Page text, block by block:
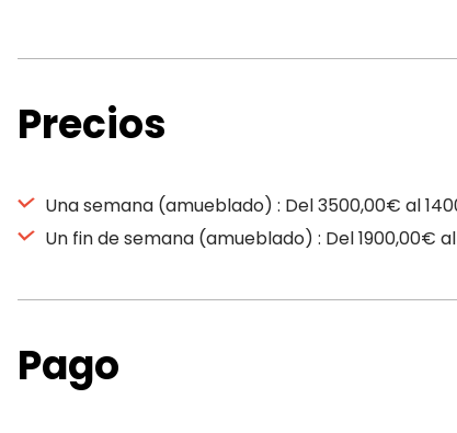
Precios
Una semana (amueblado) : Del 3500,00€ al
Un fin de semana (amueblado) : Del 1900,00€
Pago